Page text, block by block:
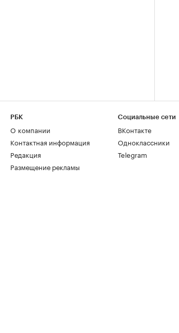
РБК
О компании
Контактная информация
Редакция
Размещение рекламы
Социальные сети
ВКонтакте
Одноклассники
Telegram